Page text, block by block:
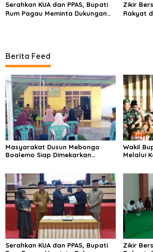
Serahkan KUA dan PPAS, Bupati
Rum Pagau Meminta Dukungan
Zikir
Rakyat
Berita Feed
Masyarakat Dusun Mebongo
Boalemo Siap Dimekarkan
Wakil
Melalui
Serahkan KUA dan PPAS, Bupati
Zikir